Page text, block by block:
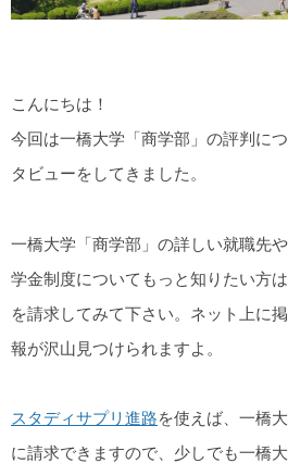
こんにちは！
今回は一橋大学「商学部」の評判に
タビューをしてきました。
一橋大学「商学部」の詳しい就職先
学金制度についてもっと知りたい方
を請求してみて下さい。ネット上に
報が沢山見つけられますよ。
スタディサプリ進路を使えば、一橋
に請求できますので、少しでも一橋